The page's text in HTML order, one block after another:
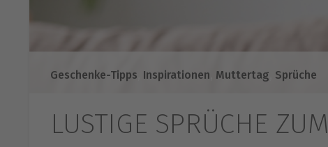
Geschenke-Tipps Inspirationen Muttertag Sprüche
LUSTIGE SPRÜCHE